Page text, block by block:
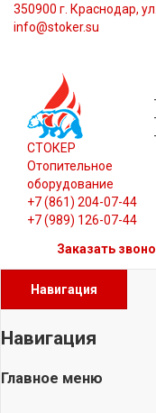
350900 г. Краснодар,
info@stoker.su
СТОКЕР
Отопительное
оборудование
+7 (861) 204-07-44
+7 (989) 126-07-44
Заказать
Навигация
Навигация
Главное меню